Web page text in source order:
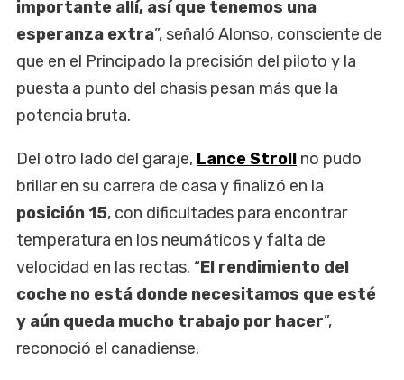
importante allí, así que tenemos una
esperanza extra”, señaló Alonso, consciente de
que en el Principado la precisión del piloto y la
puesta a punto del chasis pesan más que la
potencia bruta.
Del otro lado del garaje, Lance Stroll no pudo
brillar en su carrera de casa y finalizó en la
posición 15, con dificultades para encontrar
temperatura en los neumáticos y falta de
velocidad en las rectas. “El rendimiento del
coche no está donde necesitamos que esté
y aún queda mucho trabajo por hacer”,
reconoció el canadiense.